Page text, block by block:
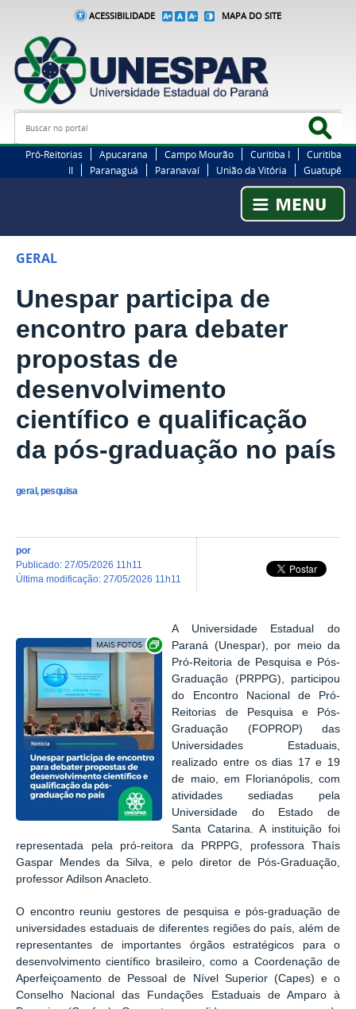
ACESSIBILIDADE MAPA DO SITE
Busca
Pró-Reitorias Apucarana Campo Mourão Curitiba I
Curitiba
II
Paranaguá Paranavaí União da Vitória Guatupê
GERAL
Unespar participa de
encontro para debater
propostas de
desenvolvimento
científico e qualificação
da pós-graduação no país
geral, pesquisa
por
publicado: 27/05/2026 11h11
última modificação: 27/05/2026 11h11
Exibir carrossel de imagens
A Universidade Estadual do
Paraná (Unespar), por meio da
Pró-Reitoria de Pesquisa e Pós-
Graduação (PRPPG), participou
do Encontro Nacional de Pró-
Reitorias de Pesquisa e Pós-
Graduação (FOPROP) das
Universidades Estaduais,
realizado entre os dias 17 e 19
de maio, em Florianópolis, com
atividades sediadas pela
Universidade do Estado de
Santa Catarina. A instituição foi
representada pela pró-reitora da PRPPG, professora Thaís
Gaspar Mendes da Silva, e pelo diretor de Pós-Graduação,
professor Adilson Anacleto.
O encontro reuniu gestores de pesquisa e pós-graduação de
universidades estaduais de diferentes regiões do país, além de
representantes de importantes órgãos estratégicos para o
desenvolvimento científico brasileiro, como a Coordenação de
Aperfeiçoamento de Pessoal de Nível Superior (Capes) e o
Conselho Nacional das Fundações Estaduais de Amparo à